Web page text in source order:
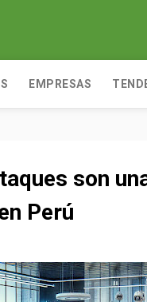
EMPRESAS
son
Perú